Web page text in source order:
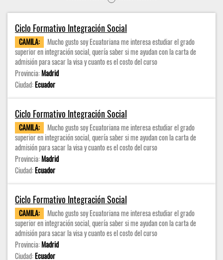
Ciclo Formativo Integración Social
CAMILA:
Mucho gusto soy Ecuatoriana me interesa estudiar el grado
superior en integración social, quería saber si me ayudan con la carta de
admisión para sacar la visa y cuanto es el costo del curso
Provincia:Madrid
Ciudad:Ecuador
Ciclo Formativo Integración Social
CAMILA:
Mucho gusto soy Ecuatoriana me interesa estudiar el grado
superior en integración social, quería saber si me ayudan con la carta de
admisión para sacar la visa y cuanto es el costo del curso
Provincia:Madrid
Ciudad:Ecuador
Ciclo Formativo Integración Social
CAMILA:
Mucho gusto soy Ecuatoriana me interesa estudiar el grado
superior en integración social, quería saber si me ayudan con la carta de
admisión para sacar la visa y cuanto es el costo del curso
Provincia:Madrid
Ciudad:Ecuador